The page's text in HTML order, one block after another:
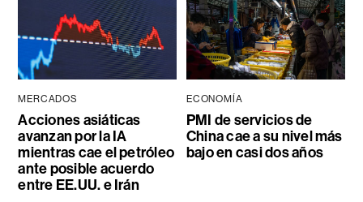
MERCADOS
Acciones asiáticas
avanzan por la IA
mientras cae el petróleo
ante posible acuerdo
entre EE.UU. e Irán
ECONOMÍA
PMI de servicios de
China cae a su nivel más
bajo en casi dos años